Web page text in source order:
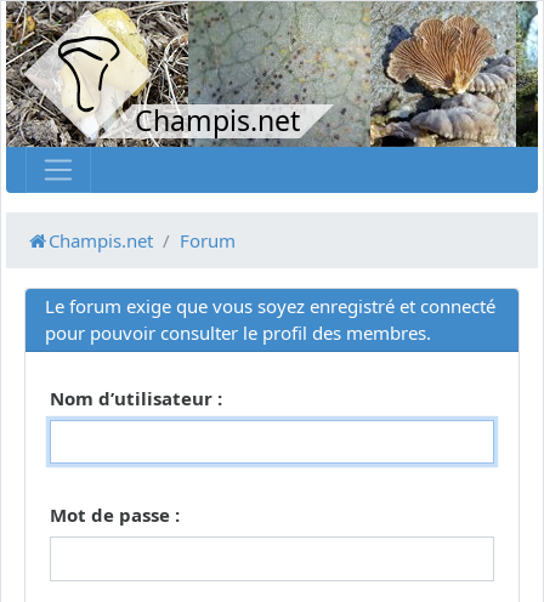
Champis.net
Champis.net Forum
Le forum exige que vous soyez enregistré et connecté
pour pouvoir consulter le profil des membres.
Nom d’utilisateur :
Mot de passe :